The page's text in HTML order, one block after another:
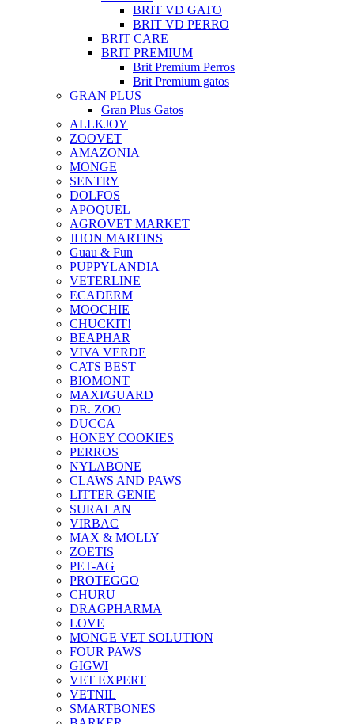
BRIT VD GATO
BRIT VD PERRO
BRIT CARE
BRIT PREMIUM
Brit Premium Perros
Brit Premium gatos
GRAN PLUS
Gran Plus Gatos
ALLKJOY
ZOOVET
AMAZONIA
MONGE
SENTRY
DOLFOS
APOQUEL
AGROVET MARKET
JHON MARTINS
Guau & Fun
PUPPYLANDIA
VETERLINE
ECADERM
MOOCHIE
CHUCKIT!
BEAPHAR
VIVA VERDE
CATS BEST
BIOMONT
MAXI/GUARD
DR. ZOO
DUCCA
HONEY COOKIES
PERROS
NYLABONE
CLAWS AND PAWS
LITTER GENIE
SURALAN
VIRBAC
MAX & MOLLY
ZOETIS
PET-AG
PROTEGGO
CHURU
DRAGPHARMA
LOVE
MONGE VET SOLUTION
FOUR PAWS
GIGWI
VET EXPERT
VETNIL
SMARTBONES